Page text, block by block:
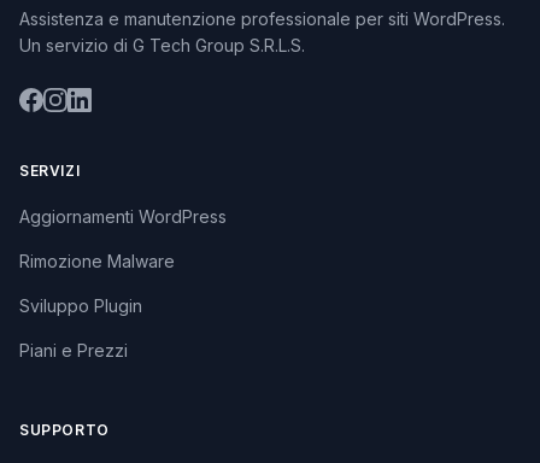
Assistenza e manutenzione professionale per siti WordPress.
Un servizio di G Tech Group S.R.L.S.
SERVIZI
Aggiornamenti WordPress
Rimozione Malware
Sviluppo Plugin
Piani e Prezzi
SUPPORTO